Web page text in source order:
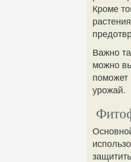
Кроме
Важно
можно
поможет
урожай.